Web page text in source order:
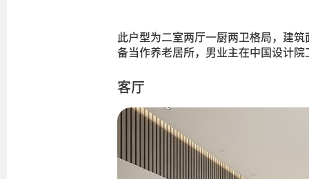
此户型为二室两厅一厨两卫格局，建
备当作养老居所，男业主在中国设计
客厅